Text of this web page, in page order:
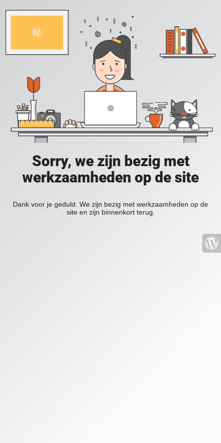
Sorry, we zijn bezig met
werkzaamheden op de site
Dank voor je geduld. We zijn bezig met werkzaamheden op de
site en zijn binnenkort terug.